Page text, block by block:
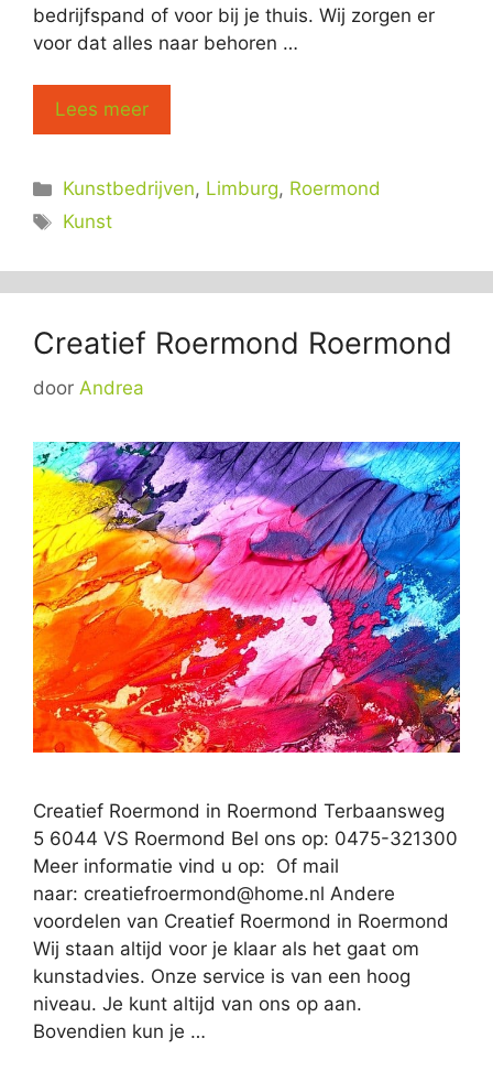
bedrijfspand of voor bij je thuis. Wij zorgen er
voor dat alles naar behoren …
Lees meer
Categorieën
Kunstbedrijven, Limburg, Roermond
Tags
Kunst
Creatief Roermond Roermond
door Andrea
Creatief Roermond in Roermond Terbaansweg
5 6044 VS Roermond Bel ons op: 0475-321300
Meer informatie vind u op: Of mail
naar: creatiefroermond@home.nl Andere
voordelen van Creatief Roermond in Roermond
Wij staan altijd voor je klaar als het gaat om
kunstadvies. Onze service is van een hoog
niveau. Je kunt altijd van ons op aan.
Bovendien kun je …